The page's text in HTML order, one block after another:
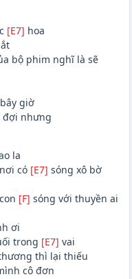
[E7] hoa
bộ phim nghĩ là sẽ
giờ
đợi nhưng
la
có [E7] sóng xô bờ
[F] sóng với thuyền ai
ơi
trong [E7] vai
thì lại thiếu
cô đơn